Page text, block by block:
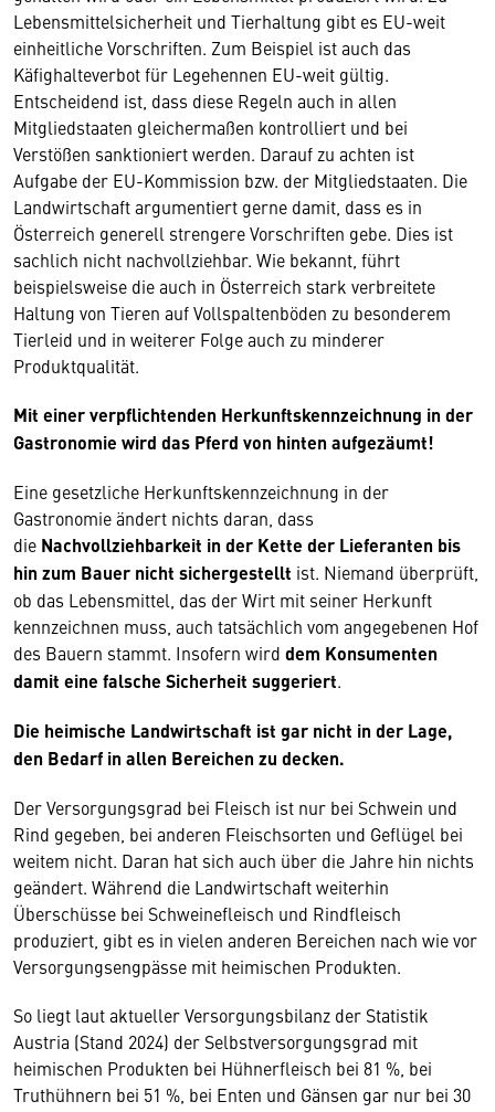
Lebensmittelsicherheit und Tierhaltung gibt es EU-weit
einheitliche Vorschriften. Zum Beispiel ist auch das
Käfighalteverbot für Legehennen EU-weit gültig.
Entscheidend ist, dass diese Regeln auch in allen
Mitgliedstaaten gleichermaßen kontrolliert und bei
Verstößen sanktioniert werden. Darauf zu achten ist
Aufgabe der EU-Kommission bzw. der Mitgliedstaaten. Die
Landwirtschaft argumentiert gerne damit, dass es in
Österreich generell strengere Vorschriften gebe. Dies ist
sachlich nicht nachvollziehbar. Wie bekannt, führt
beispielsweise die auch in Österreich stark verbreitete
Haltung von Tieren auf Vollspaltenböden zu besonderem
Tierleid und in weiterer Folge auch zu minderer
Produktqualität.
Mit einer verpflichtenden Herkunftskennzeichnung in der
Gastronomie wird das Pferd von hinten aufgezäumt!
Eine gesetzliche Herkunftskennzeichnung in der
Gastronomie ändert nichts daran, dass
die Nachvollziehbarkeit in der Kette der Lieferanten bis
hin zum Bauer nicht sichergestellt ist. Niemand überprüft,
ob das Lebensmittel, das der Wirt mit seiner Herkunft
kennzeichnen muss, auch tatsächlich vom angegebenen Hof
des Bauern stammt. Insofern wird dem Konsumenten
damit eine falsche Sicherheit suggeriert.
Die heimische Landwirtschaft ist gar nicht in der Lage,
den Bedarf in allen Bereichen zu decken.
Der Versorgungsgrad bei Fleisch ist nur bei Schwein und
Rind gegeben, bei anderen Fleischsorten und Geflügel bei
weitem nicht. Daran hat sich auch über die Jahre hin nichts
geändert. Während die Landwirtschaft weiterhin
Überschüsse bei Schweinefleisch und Rindfleisch
produziert, gibt es in vielen anderen Bereichen nach wie vor
Versorgungsengpässe mit heimischen Produkten.
So liegt laut aktueller Versorgungsbilanz der Statistik
Austria (Stand 2024) der Selbstversorgungsgrad mit
heimischen Produkten bei Hühnerfleisch bei 81 %, bei
Truthühnern bei 51 %, bei Enten und Gänsen gar nur bei 30